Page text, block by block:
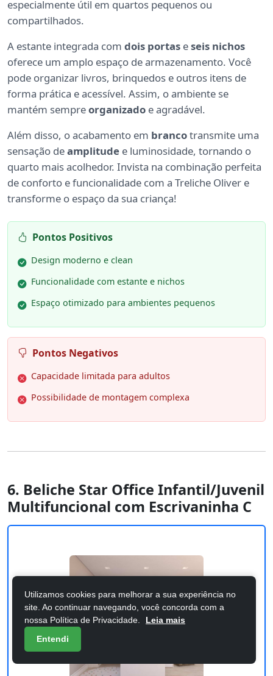
especialmente útil em quartos pequenos ou
compartilhados.
A estante integrada com dois portas eseis nichos
oferece um amplo espaço de armazenamento. Você
pode organizar livros, brinquedos e outros itens de
forma prática e acessível. Assim, o ambiente se
mantém sempreorganizado e agradável.
Além disso, o acabamento em brancotransmite uma
sensação deamplitude e luminosidade, tornando o
quarto mais acolhedor. Invista na combinação perfeita
de conforto e funcionalidade com a Treliche Oliver e
transforme o espaço da sua criança!
Pontos Positivos
Design moderno e clean
Funcionalidade com estante e nichos
Espaço otimizado para ambientes pequenos
Pontos Negativos
Capacidade limitada para adultos
Possibilidade de montagem complexa
6. Beliche Star Office Infantil/Juvenil
Multifuncional com Escrivaninha C
Utilizamos cookies para melhorar a sua experiência no
site. Ao continuar navegando, você concorda com a
nossa Política de Privacidade.
Leia mais
Entendi